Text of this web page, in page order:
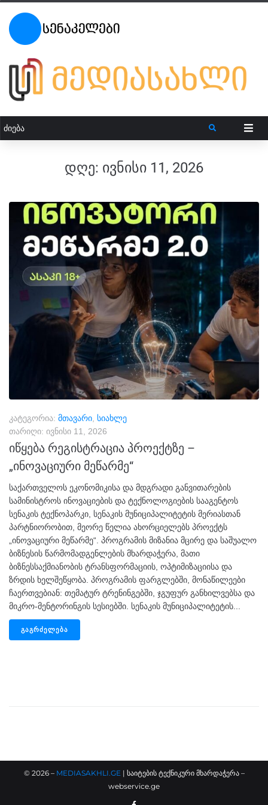
დღე: ივნისი 11, 2026
კატეგორია: მთავარი სიახლე
თარიღი: ივნისი 11, 2026
იწყება რეგისტრაცია პროექტზე –
„ინოვაციური მეწარმე“
საქართველოს ეკონომიკისა და მდგრადი განვითარების
სამინისტროს ინოვაციების და ტექნოლოგიების სააგენტოს
სენაკის ტექნოპარკი, სენაკის მუნიციპალიტეტის მერიასთან
პარტნიორობით, მეორე წელია ახორციელებს პროექტს
„ინოვაციური მეწარმე“. პროგრამის მიზანია მცირე და საშუალო
ბიზნესის წარმომადგენლების მხარდაჭერა, მათი
ბიზნესსაქმიანობის ტრანსფორმაციის, ოპტიმიზაციისა და
ზრდის ხელშეწყობა. პროგრამის ფარგლებში, მონაწილეები
ჩაერთვებიან: თემატურ ტრენინგებში, ჯგუფურ განხილვებსა და
მიკრო-მენტორინგის სესიებში. სენაკის მუნიციპალიტეტის...
ᲒᲐᲒᲠᲫᲔᲚᲔᲑᲐ
© 2026– MEDIASAKHLI.GE | საიტების ტექნიკური მხარდაჭერა –
webservice.ge